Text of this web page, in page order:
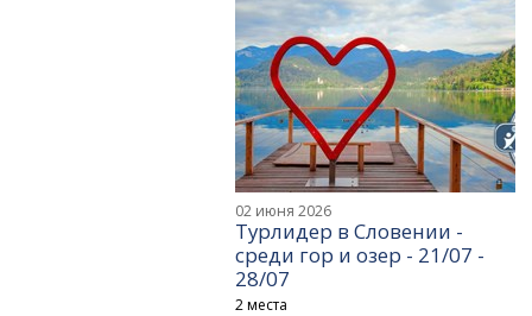
02 июня 2026
Турлидер в Словении -
среди гор и озер - 21/07 -
28/07
2 места